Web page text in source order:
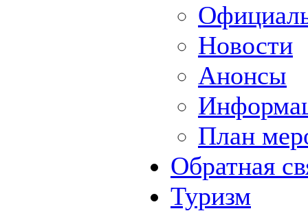
Новости
Анонсы
План
Обратная
Туризм